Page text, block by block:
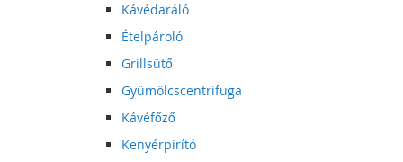
Kávédaráló
Ételpároló
Grillsütő
Gyümölcscentrifuga
Kávéfőző
Kenyérpirító